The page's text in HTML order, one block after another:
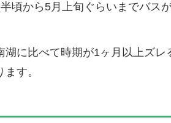
頃から5月上旬ぐらいまでバス
湖に比べて時期が1ヶ月以上ズ
す。